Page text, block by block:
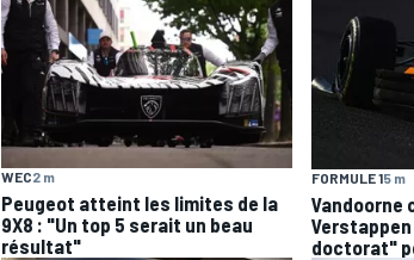
WEC2 m
Peugeot atteint les limites de la
9X8 : "Un top 5 serait un beau
résultat"
FORMULE 15 m
Vandoorne
doctorat"